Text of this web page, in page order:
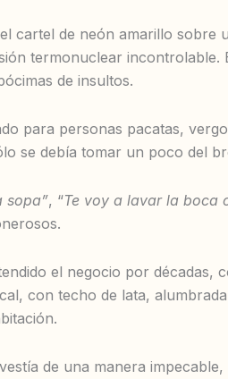
cartel de neón amarillo sobre
termonuclear incontrolable.
de insultos.
para personas pacatas,
se debía tomar un poco del
sopa”, “Te voy a lavar la boca
el negocio por
con techo de lata,
de una manera